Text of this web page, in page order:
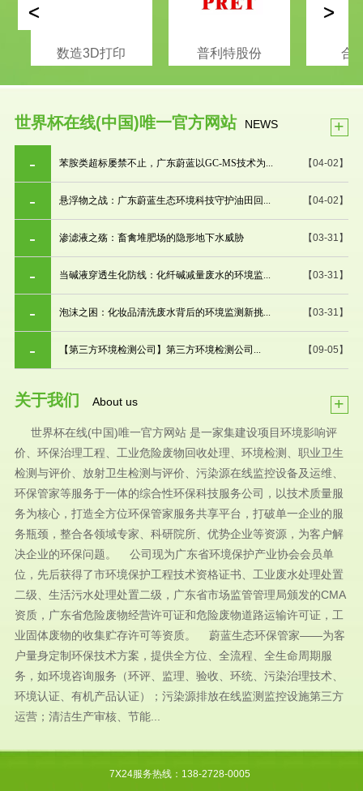
数造3D打印 普利特股份 合
< >
世界杯在线(中国)唯一官方网站 NEWS +
【04-02】
苯胺类超标屡禁不止，广东蔚蓝以GC-MS技术为...
【04-02】
悬浮物之战：广东蔚蓝生态环境科技守护油田回...
【03-31】
渗滤液之殇：畜禽堆肥场的隐形地下水威胁
【03-31】
当碱液穿透生化防线：化纤碱减量废水的环境监...
【03-31】
泡沫之困：化妆品清洗废水背后的环境监测新挑...
【09-05】
【第三方环境检测公司】第三方环境检测公司...
关于我们 About us +
世界杯在线(中国)唯一官方网站 是一家集建设项目环境影响评
价、环保治理工程、工业危险废物回收处理、环境检测、职业卫生
检测与评价、放射卫生检测与评价、污染源在线监控设备及运维、
环保管家等服务于一体的综合性环保科技服务公司，以技术质量服
务为核心，打造全方位环保管家服务共享平台，打破单一企业的服
务瓶颈，整合各领域专家、科研院所、优势企业等资源，为客户解
决企业的环保问题。 公司现为广东省环境保护产业协会会员单
位，先后获得了市环境保护工程技术资格证书、工业废水处理处置
二级、生活污水处理处置二级，广东省市场监管管理局颁发的CMA
资质，广东省危险废物经营许可证和危险废物道路运输许可证，工
业固体废物的收集贮存许可等资质。 蔚蓝生态环保管家——为客
户量身定制环保技术方案，提供全方位、全流程、全生命周期服
务，如环境咨询服务（环评、监理、验收、环统、污染治理技术、
环境认证、有机产品认证）；污染源排放在线监测监控设施第三方
运营；清洁生产审核、节能...
7X24服务热线：138-2728-0005